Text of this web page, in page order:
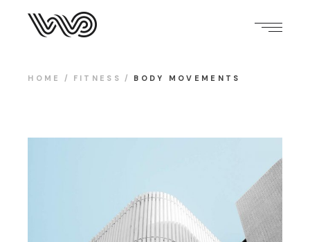
HOME FITNESS BODY MOVEMENTS